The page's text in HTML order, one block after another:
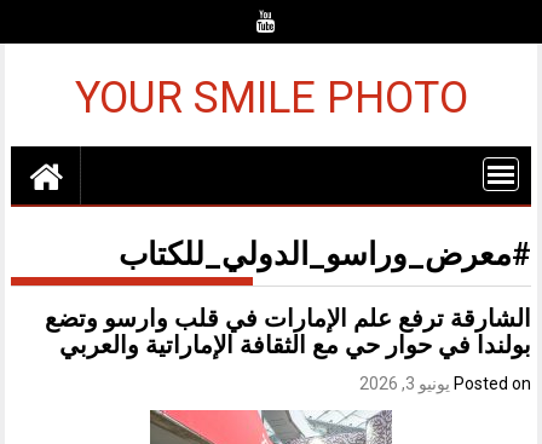
YOUR SMILE PHOTO
#معرض_وراسو_الدولي_للكتاب
الشارقة ترفع علم الإمارات في قلب وارسو وتضع
بولندا في حوار حي مع الثقافة الإماراتية والعربي
Posted on يونيو 3, 2026